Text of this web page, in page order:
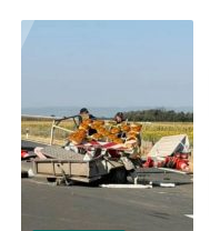
u automobilu